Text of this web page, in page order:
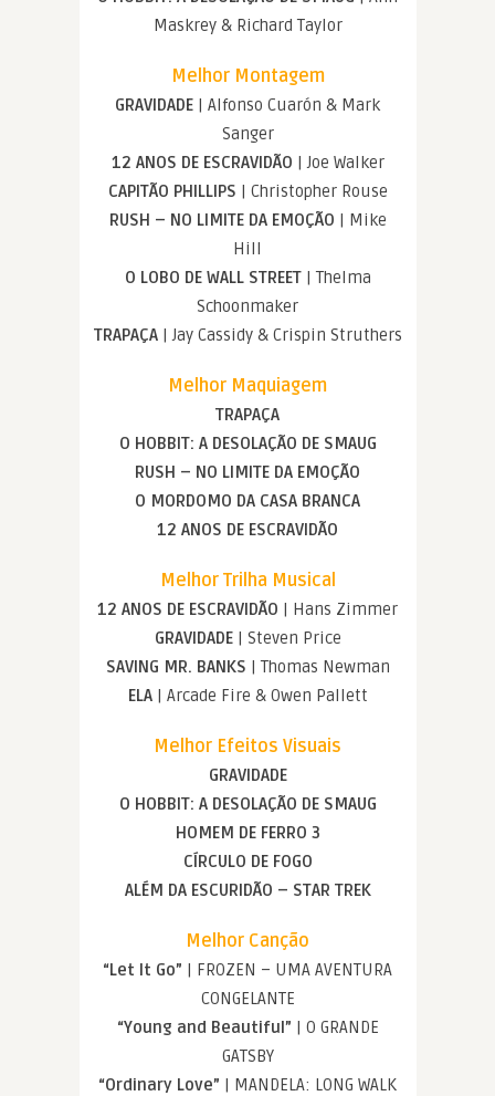
Maskrey & Richard Taylor
Melhor Montagem
GRAVIDADE | Alfonso Cuarón & Mark
Sanger
12 ANOS DE ESCRAVIDÃO | Joe Walker
CAPITÃO PHILLIPS | Christopher Rouse
RUSH – NO LIMITE DA EMOÇÃO | Mike
Hill
O LOBO DE WALL STREET| Thelma
Schoonmaker
TRAPAÇA| Jay Cassidy & Crispin Struthers
Melhor Maquiagem
TRAPAÇA
O HOBBIT: A DESOLAÇÃO DE SMAUG
RUSH – NO LIMITE DA EMOÇÃO
O MORDOMO DA CASA BRANCA
12 ANOS DE ESCRAVIDÃO
Melhor Trilha Musical
12 ANOS DE ESCRAVIDÃO | Hans Zimmer
GRAVIDADE| Steven Price
SAVING MR. BANKS | Thomas Newman
ELA| Arcade Fire & Owen Pallett
Melhor Efeitos Visuais
GRAVIDADE
O HOBBIT: A DESOLAÇÃO DE SMAUG
HOMEM DE FERRO 3
CÍRCULO DE FOGO
ALÉM DA ESCURIDÃO – STAR TREK
Melhor Canção
“Let It Go” | FROZEN – UMA AVENTURA
CONGELANTE
“Young and Beautiful” | O GRANDE
GATSBY
“Ordinary Love” | MANDELA: LONG WALK